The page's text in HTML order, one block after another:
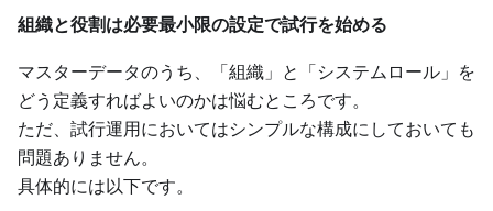
組織と役割は必要最小限の設定で試行を始める
マスターデータのうち、「組織」と「システムロール」を
どう定義すればよいのかは悩むところです。
ただ、試行運用においてはシンプルな構成にしておいても
問題ありません。
具体的には以下です。